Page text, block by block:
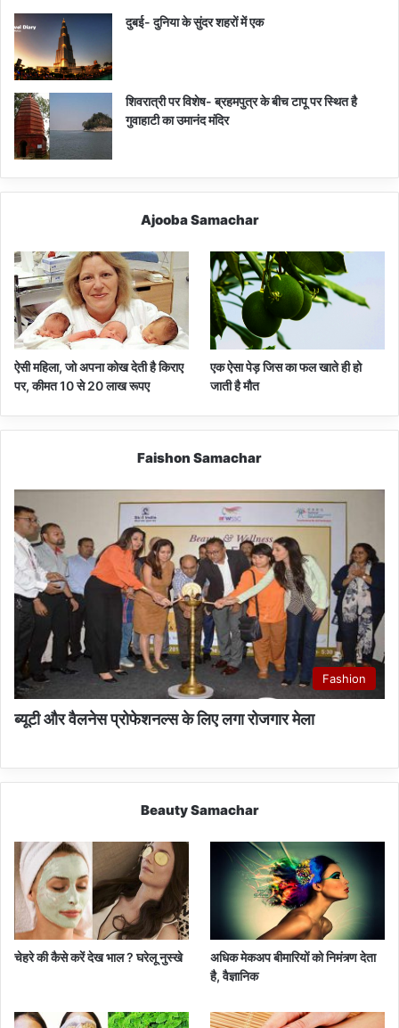
दुबई- दुनिया के सुंदर शहरों में एक
शिवरात्री पर विशेष- ब्रहमपुत्र के बीच टापू पर स्थित है
गुवाहाटी का उमानंद मंदिर
Ajooba Samachar
ऐसी महिला, जो अपना कोख देती है किराए
पर, कीमत 10 से 20 लाख रूपए
एक ऐसा पेड़ जिस का फल खाते ही हो
जाती है मौत
Faishon Samachar
Fashion
ब्यूटी और वैलनेस प्रोफेशनल्स के लिए लगा रोजगार मेला
Beauty Samachar
चेहरे की कैसे करें देख भाल ? घरेलू नुस्खे
अधिक मेकअप बीमारियों को निमंत्र्ण देता
है, वैज्ञानिक